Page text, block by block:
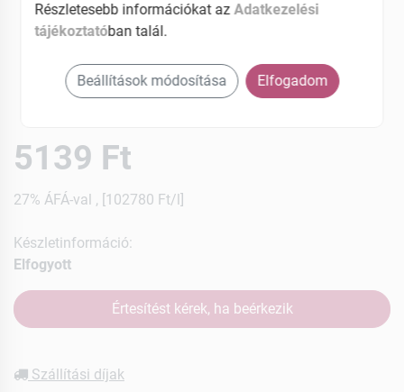
5139 Ft
27% ÁFÁ-val , [102780 Ft/l]
Készletinformáció:
Elfogyott
Értesítést kérek, ha beérkezik
Szállítási díjak
Részletesebb információkat azAdatkezelési
tájékoztatóban talál.
Beállítások módosítása Elfogadom